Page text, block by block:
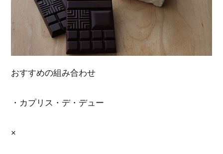
おすすめの組み合わせ
・カプリス・デ・デュー
×